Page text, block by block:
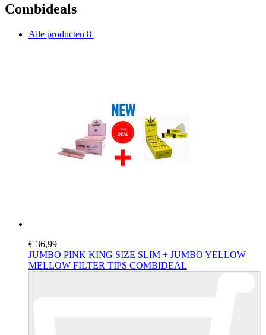
Combideals
Alle producten 8
€ 36,99
JUMBO PINK KING SIZE SLIM + JUMBO YELLOW
MELLOW FILTER TIPS COMBIDEAL